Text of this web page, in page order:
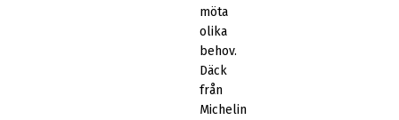
möta
olika
behov.
Däck
från
Michelin